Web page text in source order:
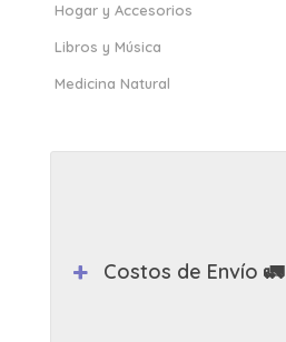
Hogar y Accesorios
Libros y Música
Medicina Natural
Costos de Envío 🚛